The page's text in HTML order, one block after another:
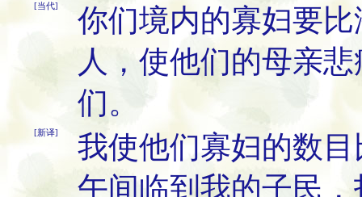
[当代]
你们境内的寡妇要
人，使他们的母亲
们。
[新译]
我使他们寡妇的数
午间临到我的子民